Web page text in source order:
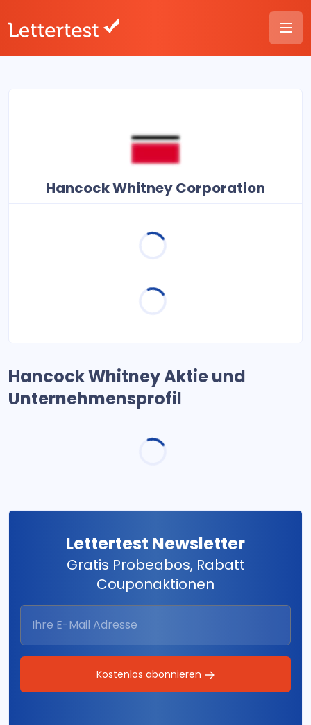
Hancock Whitney Corporation
Hancock Whitney Aktie und
Unternehmensprofil
Lettertest Newsletter
Gratis Probeabos, Rabatt
Couponaktionen
Kostenlos abonnieren